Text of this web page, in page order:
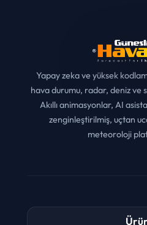
Yapay zeka ve yüksek
hava durumu, radar, deniz ve
Akıllı animasyonlar, AI
zenginleştirilmiş, uçtan